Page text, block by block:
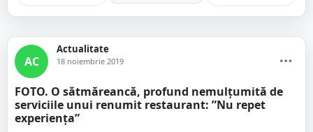
AC
Actualitate
18 noiembrie 2019
FOTO. O sătmăreancă, profund nemulțumită de
serviciile unui renumit restaurant: ”Nu repet
experiența”